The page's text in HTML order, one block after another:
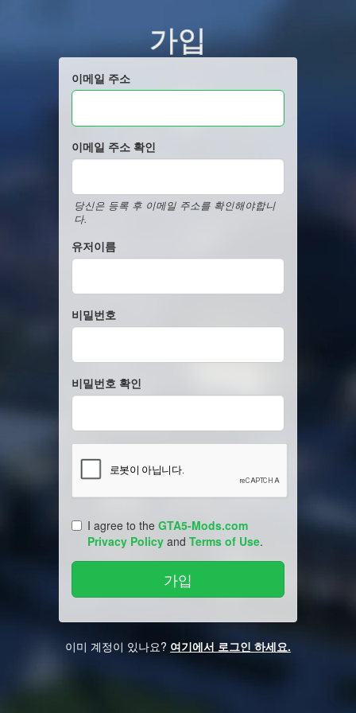
가입
이메일 주소
이메일 주소 확인
당신은 등록 후 이메일 주소를 확인해야합니
다.
유저이름
비밀번호
비밀번호 확인
I agree to the GTA5-Mods.com
Privacy Policy and Terms of Use.
이미 계정이 있나요? 여기에서 로그인 하세요.